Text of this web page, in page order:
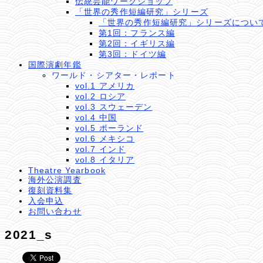
「世界の秀作短編研究」シリーズ
「世界の秀作短編研究」シリーズについ
第1回：フランス編
第2回：イギリス編
第3回：ドイツ編
国際演劇年鑑
ワールド・シアター・レポート
vol.1 アメリカ
vol.2 ロシア
vol.3 スウェーデン
vol.4 中国
vol.5 ポーランド
vol.6 メキシコ
vol.7 インド
vol.8 イタリア
Theatre Yearbook
海外公演調査
復刻資料集
入会申込
お問い合わせ
2021_s